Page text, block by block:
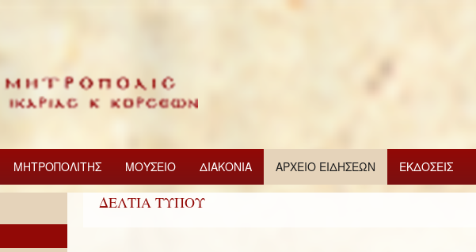
ΜΗΤΡΟΠΟΛΙΤΗΣ ΜΟΥΣΕΙΟ ΔΙΑΚΟΝΙΑ ΑΡΧΕΙΟ ΕΙΔΗΣΕΩΝ ΕΚΔΟΣΕΙΣ
ΔΕΛΤΙΑ ΤΥΠΟΥ